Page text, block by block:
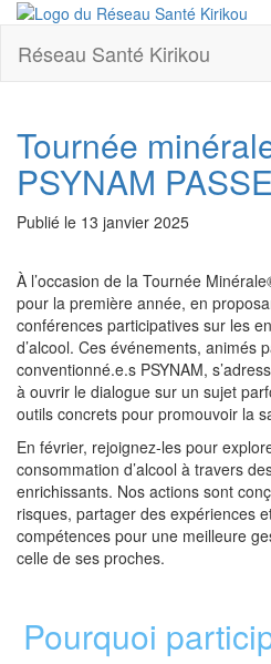
Réseau Santé Kirikou
Tournée
PSYNAM
Publié le 13 janvier 2025
À l’occasion de la Tournée
pour la première année, en
conférences participatives sur les
d’alcool. Ces événements, animés
conventionné.e.s PSYNAM,
à ouvrir le dialogue sur un sujet
outils concrets pour promouvoir la
En février, rejoignez-les pour
consommation d’alcool à travers
enrichissants. Nos actions sont
risques, partager des expériences
compétences pour une meilleure
celle de ses proches.
Pourquoi